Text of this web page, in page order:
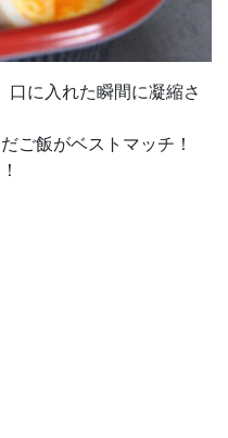
口に入れた瞬間に凝縮さ
ご飯がベストマッチ！